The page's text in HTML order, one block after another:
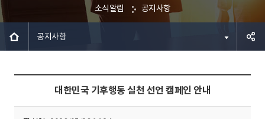
소식알림 공지사항
공지사항
대한민국 기후행동 실천 선언 캠페인 안내